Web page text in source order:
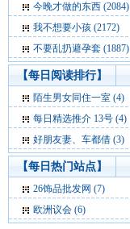
今晚才做的东西 (2084)
我不想要小孩 (2172)
不要乱扔避孕套 (1887)
【每日阅读排行】
陌生男女同住一室 (4)
每日精选推介 13号 (4)
好朋友妻、车都借 (3)
【每日热门站点】
26饰品批发网 (7)
欧洲议会 (6)